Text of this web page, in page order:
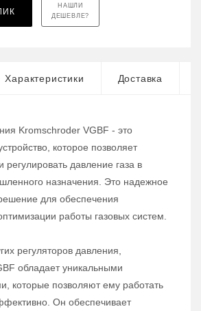
НАШЛИ
ДЕШЕВЛЕ?
Характеристики Доставка
Kromschroder VGBF - это
которое позволяет
регулировать давление газа в
назначения. Это надежное
для обеспечения
работы газовых систем.
регуляторов давления,
обладает уникальными
которые позволяют ему работать
Он обеспечивает